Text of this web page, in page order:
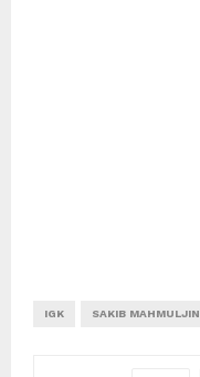
IGK SAKIB MAHMULJIN